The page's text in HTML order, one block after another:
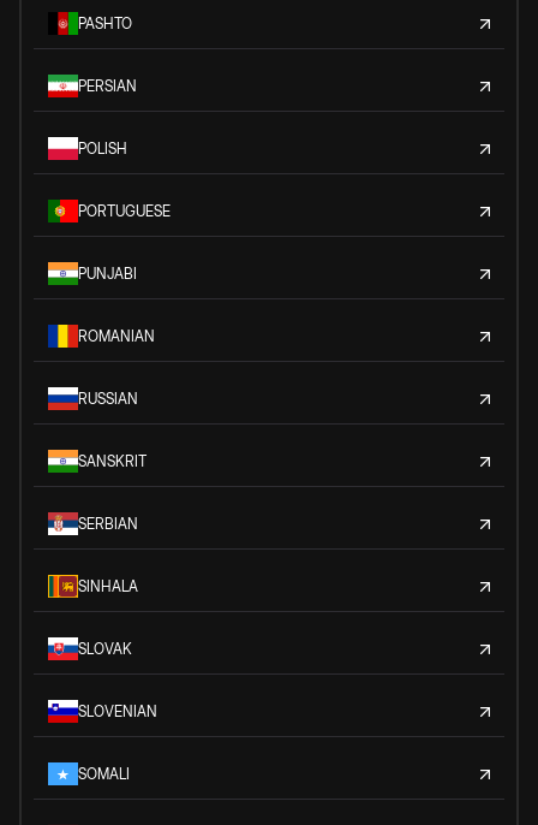
PASHTO
PERSIAN
POLISH
PORTUGUESE
PUNJABI
ROMANIAN
RUSSIAN
SANSKRIT
SERBIAN
SINHALA
SLOVAK
SLOVENIAN
SOMALI